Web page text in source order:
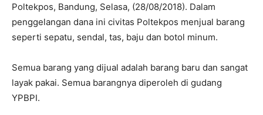
Poltekpos, Bandung, Selasa, (28/08/2018). Dalam
penggelangan dana ini civitas Poltekpos menjual barang
seperti sepatu, sendal, tas, baju dan botol minum.
Semua barang yang dijual adalah barang baru dan sangat
layak pakai. Semua barangnya diperoleh di gudang
YPBPI.